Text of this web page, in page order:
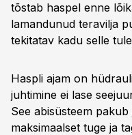
tõstab haspel enne
lamandunud teravilja
tekitatav kadu selle
Haspli ajam on
juhtimine ei lase
See abisüsteem
maksimaalset tuge ja